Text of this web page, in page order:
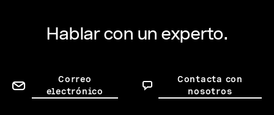
Hablar con un experto.
Correo
electrónico
Contacta con
nosotros